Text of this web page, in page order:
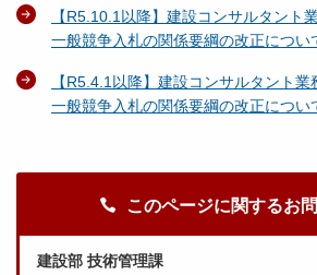
【R5.10.1以降】建設コンサルタント
一般競争入札の関係要綱の改正につい
【R5.4.1以降】建設コンサルタント
一般競争入札の関係要綱の改正につい
このページに関するお
建設部 技術管理課